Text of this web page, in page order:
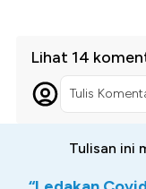
Lihat 14
Tulis
Tulisan ini